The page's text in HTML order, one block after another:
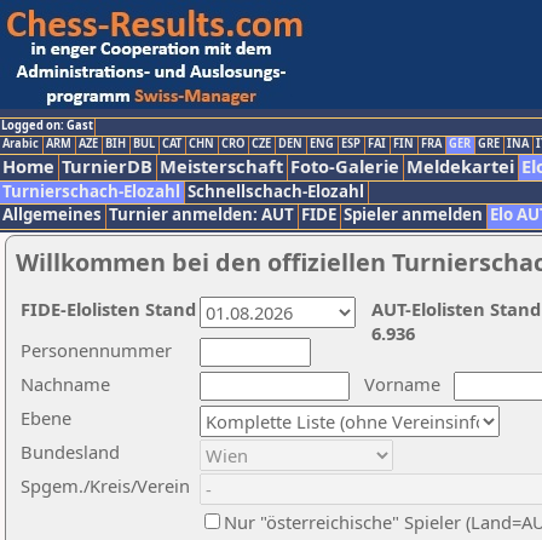
Logged on: Gast
Arabic ARM AZE BIH BUL CAT CHN CRO CZE DEN ENG ESP FAI FIN FRA GER GRE INA
Home TurnierDB Meisterschaft Foto-Galerie Meldekartei
Turnierschach-Elozahl Schnellschach-Elozahl
Allgemeines Turnier anmelden: AUT FIDE Spieler anmelden Elo
Willkommen bei den offiziellen
Nachname
Vorname
Ebene
Personennummer
Bundesland
Spgem./Kreis/Verein
Nur "österreichische" Spieler
AUT-Elolisten
6.936
FIDE-Elolisten Stand